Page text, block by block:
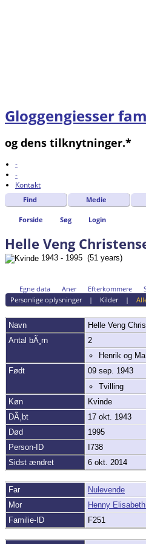
Gloggengiesser
og dens tilknytninger.*
-
-
Kontakt
Find Medie
Forside Søg Login
Helle Veng
1943 - 1995 (51 years)
Egne data Aner Efterkommere
Personlige oplysninger| Kilder|
Navn Helle Veng
Antal bÃ¸rn
2
Henrik og
Født
09 sep. 1943
Tvilling
Køn
Kvinde
DÃ¸bt
17 okt. 1943
Død
1995
Person-ID
I738
Sidst ændret
6 okt. 2014
Far
Nulevende
Mor
Henny
Familie-ID
F251